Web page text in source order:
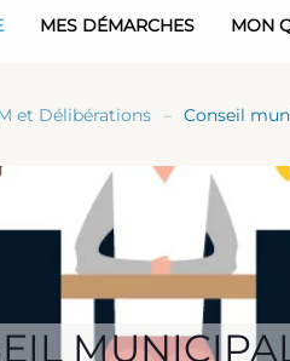
MES DÉMARCHES MON
et Délibérations Conseil